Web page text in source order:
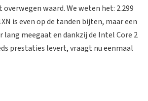
waard. We weten het: 2.299
is even op de tanden bijten, maar een
lang meegaat en dankzij de Intel Core 2
prestaties levert, vraagt nu eenmaal